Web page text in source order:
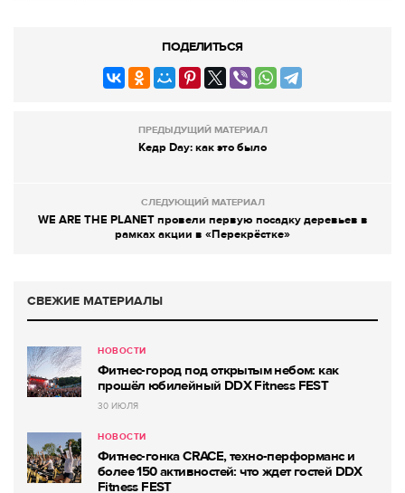
ПОДЕЛИТЬСЯ
ПРЕДЫДУЩИЙ МАТЕРИАЛ
Кедр Day: как это было
СЛЕДУЮЩИЙ МАТЕРИАЛ
WE ARE THE PLANET провели первую посадку деревьев в
рамках акции в «Перекрёстке»
СВЕЖИЕ МАТЕРИАЛЫ
НОВОСТИ
Фитнес-город под открытым небом: как
прошёл юбилейный DDX Fitness FEST
30 ИЮЛЯ
НОВОСТИ
Фитнес-гонка CRACE, техно-перформанс и
более 150 активностей: что ждет гостей DDX
Fitness FEST